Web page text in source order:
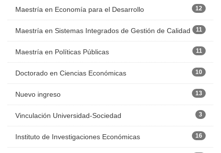
Maestría en Economía para el Desarrollo 12
Maestría en Sistemas Integrados de Gestión de Calidad 11
Maestría en Políticas Públicas 11
Doctorado en Ciencias Económicas 10
Nuevo ingreso 13
Vinculación Universidad-Sociedad 3
Instituto de Investigaciones Económicas 16